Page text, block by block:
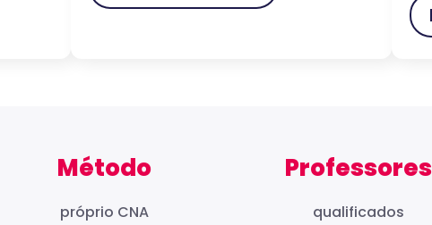
Método
próprio CNA
Professores
qualificados